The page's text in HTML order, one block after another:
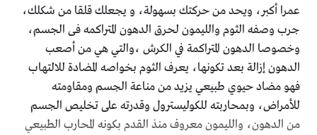
عمرا أكبر، ويحد من حركتك بسهولة، و يجعلك قلقا من شكلك،
جرب وصفه الثوم والليمون لحرق الدهون المتراكمه فى الجسم،
وخصوصا الدهون المتراكمة في الكرش ،والتي هي من أصعب
الدهون إزالة بعد تكونها، يعرف الثوم بخواصه المضادة للالتهاب
فهو مضاد حيوي طبيعي يزيد من مناعة الجسم ومقاومته
للأمراض، وبمحاربته للكوليسترول وقدرته على تخليص الجسم
من الدهون، والليمون معروف منذ القدم بكونه المحارب الطبيعي